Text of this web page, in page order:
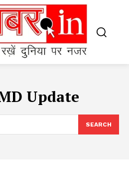
Update
SEARCH